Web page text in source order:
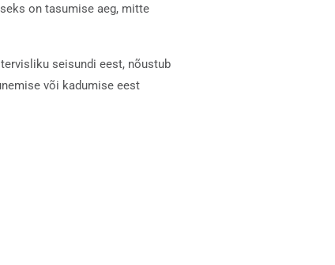
on tasumise aeg, mitte
seisundi eest, nõustub
või kadumise eest